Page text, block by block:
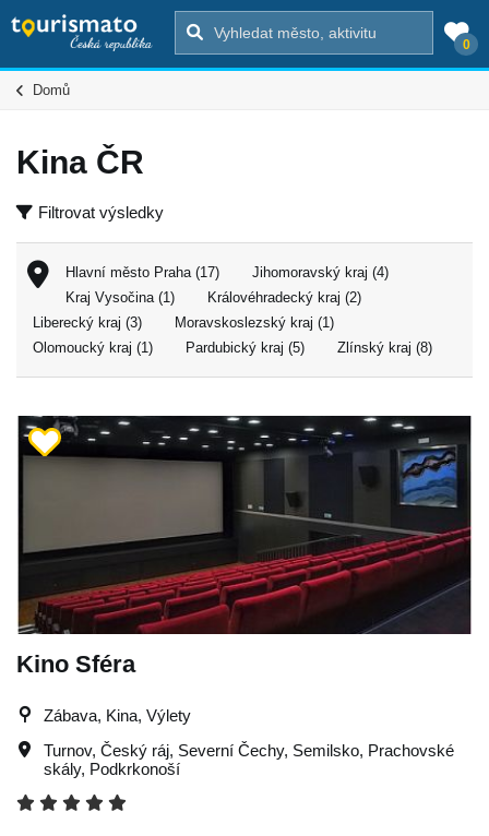
0
Domů
Kina ČR
Filtrovat výsledky
Hlavní město Praha (17)
Jihomoravský kraj (4)
Kraj Vysočina (1)
Královéhradecký kraj (2)
Liberecký kraj (3)
Moravskoslezský kraj (1)
Olomoucký kraj (1)
Pardubický kraj (5) Zlínský kraj (8)
Kino Sféra
Zábava, Kina, Výlety
Turnov, Český ráj, Severní Čechy, Semilsko, Prachovské
skály, Podkrkonoší